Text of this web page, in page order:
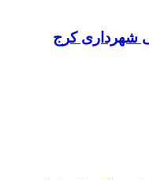
شهرداری کرج